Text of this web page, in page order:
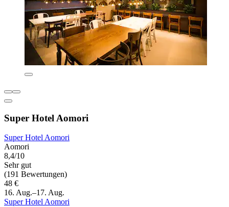
Super Hotel Aomori
Super Hotel Aomori
Aomori
8,4/10
Sehr gut
(191 Bewertungen)
48 €
16. Aug.–17. Aug.
Super Hotel Aomori